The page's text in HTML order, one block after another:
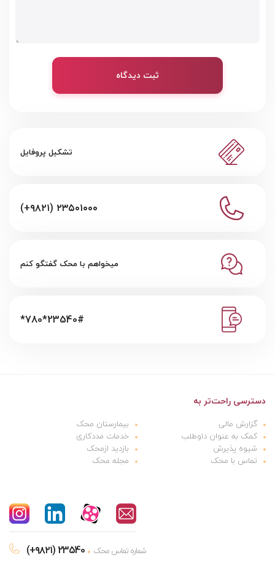
ثبت دیدگاه
تشکیل پروفایل
(+۹۸۲۱) ۲۳۵۰۱۰۰۰
میخواهم با محک گفتگو کنم
*780*23540#
دسترسی راحت‌تر به
گزارش مالی
بیمارستان محک
کمک به عنوان داوطلب
خدمات مددکاری
شیوه پذیرش
بازدید ازمحک
تماس با محک
مجله محک
(+۹۸۲۱) 23540 شماره تماس محک